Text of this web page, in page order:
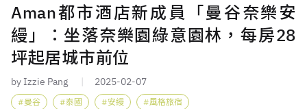
Aman都市酒店新成員「曼谷奈樂安
縵」：坐落奈樂園綠意園林，每房28
坪起居城市前位
by Izzie Pang 2025-02-07
曼谷 泰國 安縵 風格旅宿